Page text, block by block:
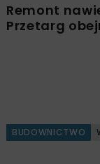
Remont
Przetarg
BUDOWNICTWO